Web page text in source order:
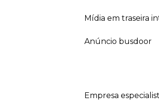
mídia em traseira
anúncio busdoor
empresa